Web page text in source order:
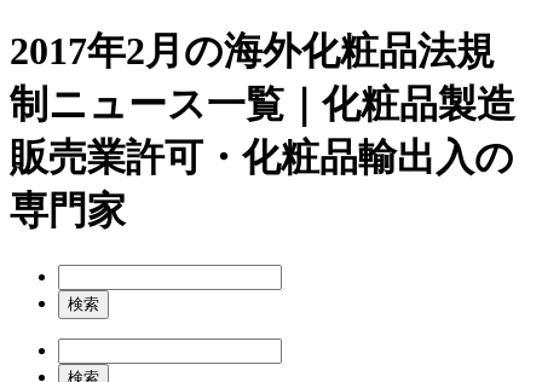
2017年2月の海外化粧品法規
制ニュース一覧｜化粧品製造
販売業許可・化粧品輸出入の
専門家